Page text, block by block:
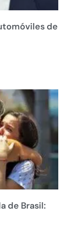
de
de Brasil: